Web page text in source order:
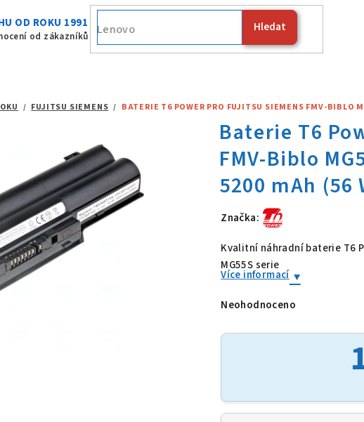
OD ROKU 1991
od zákazníků
Hledat
Fujitsu
/ FUJITSU SIEMENS / BATERIE T6 POWER PRO FUJITSU SIEMENS FMV-BIBLO
Značka:
Baterie T6
Kvalitní náhradní baterie T6
MG55S serie
Více informací
Průměrné
produktu
je
Neohodnoceno